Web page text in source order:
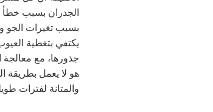
الجدران بسبب خطأ
بسبب تغيرات الجو
يكتفي بتغطية
جذورها، مع
هو لا يعمل بطريقة
والمتانة لفترات